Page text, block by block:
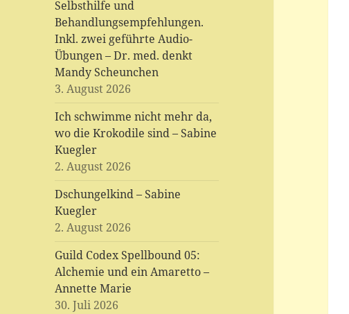
Selbsthilfe und
Behandlungsempfehlungen.
Inkl. zwei geführte Audio-
Übungen – Dr. med. denkt
Mandy Scheunchen
3. August 2026
Ich schwimme nicht mehr da,
wo die Krokodile sind – Sabine
Kuegler
2. August 2026
Dschungelkind – Sabine
Kuegler
2. August 2026
Guild Codex Spellbound 05:
Alchemie und ein Amaretto –
Annette Marie
30. Juli 2026